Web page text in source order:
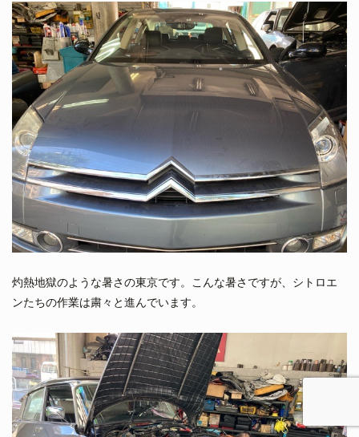
灼熱地獄のような暑さの東京です。こんな暑さですが、シトロエ
ンたちの作業は粛々と進んでいます。